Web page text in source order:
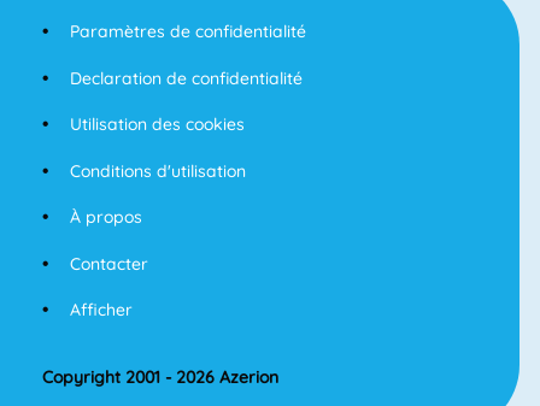
Paramètres de confidentialité
Declaration de confidentialité
Utilisation des cookies
Conditions d'utilisation
À propos
Contacter
Afficher
Copyright 2001 - 2026 Azerion